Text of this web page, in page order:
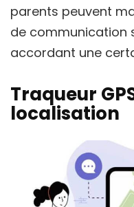
parents peuvent
de communication
accordant une
Traqueur
localisation